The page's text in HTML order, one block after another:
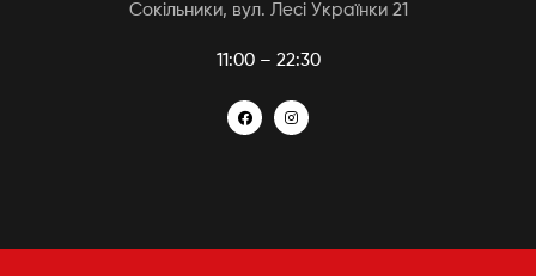
Сокільники, вул. Лесі Українки 21
11:00 – 22:30